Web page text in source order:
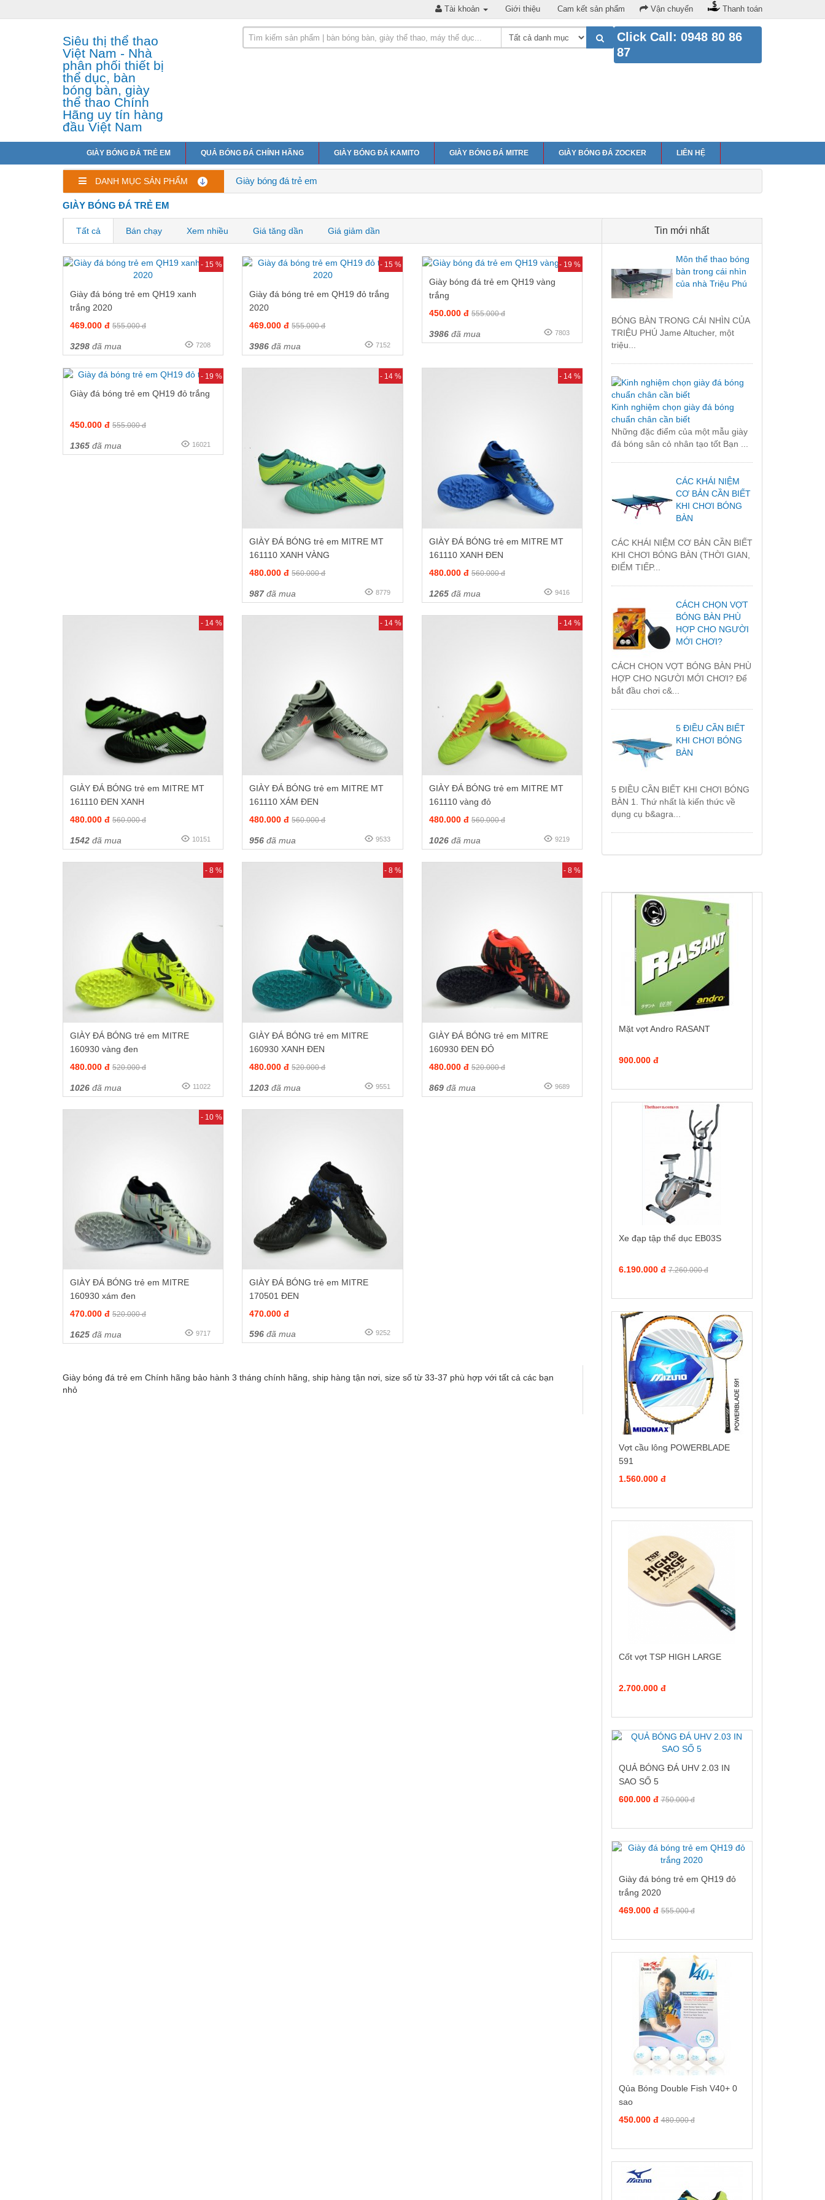
Tài khoản Giới thiệu Cam kết sản phẩm Vận chuyển Thanh toán
Siêu thị thể thao
Việt Nam - Nhà
phân phối thiết bị
thể dục, bàn
bóng bàn, giày
thể thao Chính
Hãng uy tín hàng
đầu Việt Nam
Click Call: 0948 80 86
87
GIÀY BÓNG ĐÁ TRẺ EM QUẢ BÓNG ĐÁ CHÍNH HÃNG GIÀY BÓNG ĐÁ KAMITO GIÀY BÓNG ĐÁ MITRE GIÀY BÓNG ĐÁ ZOCKER LIÊN HỆ
DANH MỤC SẢN PHẨM Giày bóng đá trẻ em
GIÀY BÓNG ĐÁ TRẺ EM
Tất cả Bán chạy Xem nhiều Giá tăng dần Giá giảm dần
- 15 %
Giày đá bóng trẻ em QH19 xanh
trắng 2020
469.000 đ 555.000 đ
3298 đã mua 7208
- 15 %
Giày đá bóng trẻ em QH19 đỏ trắng
2020
469.000 đ 555.000 đ
3986 đã mua 7152
- 19 %
Giày bóng đá trẻ em QH19 vàng
trắng
450.000 đ 555.000 đ
3986đã mua 7803
- 19 %
Giày đá bóng trẻ em QH19 đỏ trắng
450.000 đ 555.000 đ
1365 đã mua 16021
- 14 %
GIÀY ĐÁ BÓNG trẻ em MITRE MT
161110 XANH VÀNG
480.000 đ 560.000 đ
987đã mua 8779
- 14 %
GIÀY ĐÁ BÓNG trẻ em MITRE MT
161110 XANH ĐEN
480.000 đ 560.000 đ
1265đã mua 9416
- 14 %
GIÀY ĐÁ BÓNG trẻ em MITRE MT
161110 ĐEN XANH
480.000 đ 560.000 đ
1542 đã mua 10151
- 14 %
GIÀY ĐÁ BÓNG trẻ em MITRE MT
161110 XÁM ĐEN
480.000 đ 560.000 đ
956 đã mua 9533
- 14 %
GIÀY ĐÁ BÓNG trẻ em MITRE MT
161110 vàng đỏ
480.000 đ 560.000 đ
1026đã mua 9219
- 8 %
GIÀY ĐÁ BÓNG trẻ em MITRE
160930 vàng đen
480.000 đ 520.000 đ
1026 đã mua 11022
- 8 %
GIÀY ĐÁ BÓNG trẻ em MITRE
160930 XANH ĐEN
480.000 đ 520.000 đ
1203 đã mua 9551
- 8 %
GIÀY ĐÁ BÓNG trẻ em MITRE
160930 ĐEN ĐỎ
480.000 đ 520.000 đ
869đã mua 9689
- 10 %
GIÀY ĐÁ BÓNG trẻ em MITRE
160930 xám đen
470.000 đ 520.000 đ
1625 đã mua 9717
GIÀY ĐÁ BÓNG trẻ em MITRE
170501 ĐEN
470.000 đ
596 đã mua 9252
Giày bóng đá trẻ em Chính hãng bảo hành 3 tháng chính hãng, ship hàng tận nơi, size số từ 33-37 phù hợp với tất cả các bạn
nhỏ
Tin mới nhất
Môn thể thao bóng
bàn trong cái nhìn
của nhà Triệu Phú
BÓNG BÀN TRONG CÁI NHÌN CỦA
TRIỆU PHÚ Jame Altucher, một
triệu...
Kinh nghiệm chọn giày đá bóng
chuẩn chân cần biết
Những đặc điểm của một mẫu giày
đá bóng sân cỏ nhân tạo tốt Bạn ...
CÁC KHÁI NIỆM
CƠ BẢN CẦN BIẾT
KHI CHƠI BÓNG
BÀN
CÁC KHÁI NIỆM CƠ BẢN CẦN BIẾT
KHI CHƠI BÓNG BÀN (THỜI GIAN,
ĐIỂM TIẾP...
CÁCH CHỌN VỢT
BÓNG BÀN PHÙ
HỢP CHO NGƯỜI
MỚI CHƠI?
CÁCH CHỌN VỢT BÓNG BÀN PHÙ
HỢP CHO NGƯỜI MỚI CHƠI? Để
bắt đầu chơi c&...
5 ĐIỀU CẦN BIẾT
KHI CHƠI BÓNG
BÀN
5 ĐIỀU CẦN BIẾT KHI CHƠI BÓNG
BÀN 1. Thứ nhất là kiến thức về
dụng cụ b&agra...
Mặt vợt Andro RASANT
900.000 đ
Xe đạp tập thể dục EB03S
6.190.000 đ 7.260.000 đ
Vợt cầu lông POWERBLADE
591
1.560.000 đ
Cốt vợt TSP HIGH LARGE
2.700.000 đ
QUẢ BÓNG ĐÁ UHV 2.03 IN
SAO SỐ 5
600.000 đ 750.000 đ
Giày đá bóng trẻ em QH19 đỏ
trắng 2020
469.000 đ 555.000 đ
Qủa Bóng Double Fish V40+ 0
sao
450.000 đ 480.000 đ